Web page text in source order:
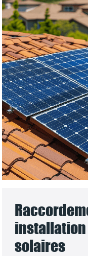
installation
solaires